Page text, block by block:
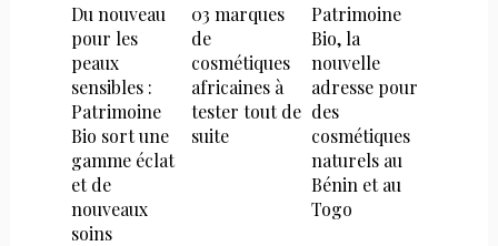
Du nouveau
pour les
peaux
sensibles :
Patrimoine
Bio sort une
gamme éclat
et de
nouveaux
soins
03 marques
de
cosmétiques
africaines à
tester tout de
suite
Patrimoine
Bio, la
nouvelle
adresse pour
des
cosmétiques
naturels au
Bénin et au
Togo